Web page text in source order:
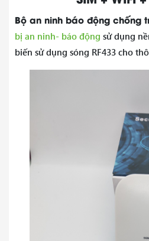
Bộ an ninh báo động chống
bị an ninh- báo động sử dụng
biến sử dụng sóng RF433 cho